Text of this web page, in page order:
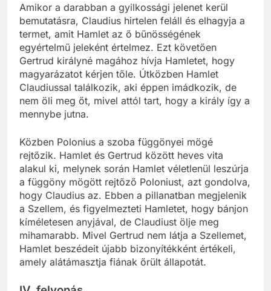
Amikor a darabban a gyilkossági jelenet kerül
bemutatásra, Claudius hirtelen feláll és elhagyja a
termet, amit Hamlet az ő bűnösségének
egyértelmű jeleként értelmez. Ezt követően
Gertrud királyné magához hívja Hamletet, hogy
magyarázatot kérjen tőle. Útközben Hamlet
Claudiussal találkozik, aki éppen imádkozik, de
nem öli meg őt, mivel attól tart, hogy a király így a
mennybe jutna.
Közben Polonius a szoba függönyei mögé
rejtőzik. Hamlet és Gertrud között heves vita
alakul ki, melynek során Hamlet véletlenül leszúrja
a függöny mögött rejtőző Poloniust, azt gondolva,
hogy Claudius az. Ebben a pillanatban megjelenik
a Szellem, és figyelmezteti Hamletet, hogy bánjon
kíméletesen anyjával, de Claudiust ölje meg
mihamarabb. Mivel Gertrud nem látja a Szellemet,
Hamlet beszédeit újabb bizonyítékként értékeli,
amely alátámasztja fiának őrült állapotát.